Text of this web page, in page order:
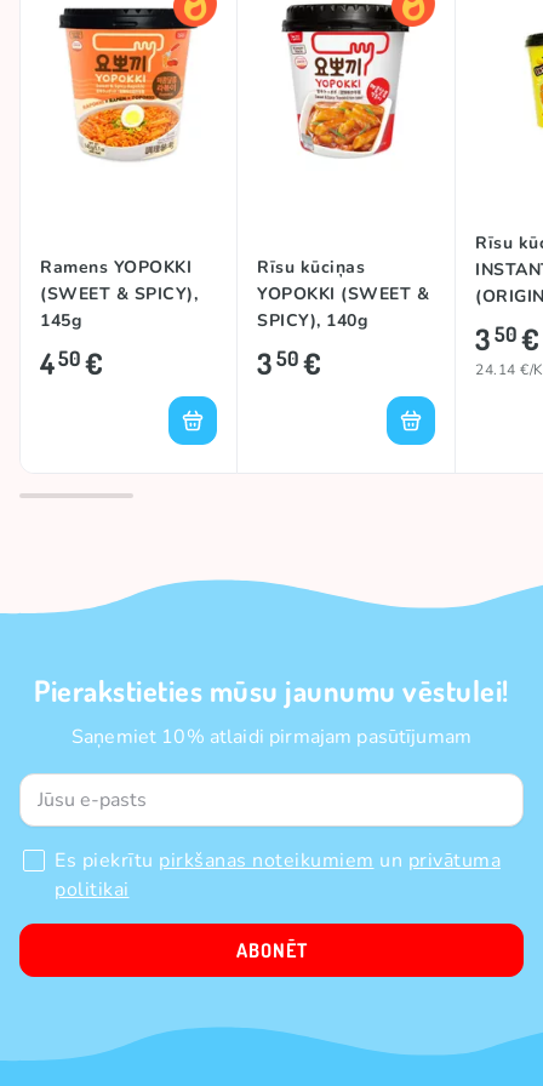
Ramens YOPOKKI
(SWEET & SPICY),
145g
450€
Rīsu kūciņas
YOPOKKI (SWEET &
SPICY), 140g
350€
Rīsu
350€
24.14 €/
Pierakstieties mūsu jaunumu vēstulei!
Saņemiet 10% atlaidi pirmajam pasūtījumam
Es piekrītu pirkšanas noteikumiem un privātuma
politikai
ABONĒT